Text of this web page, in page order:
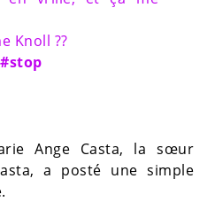
Knoll ??
#stop
Ange Casta, la sœur
, a posté une simple